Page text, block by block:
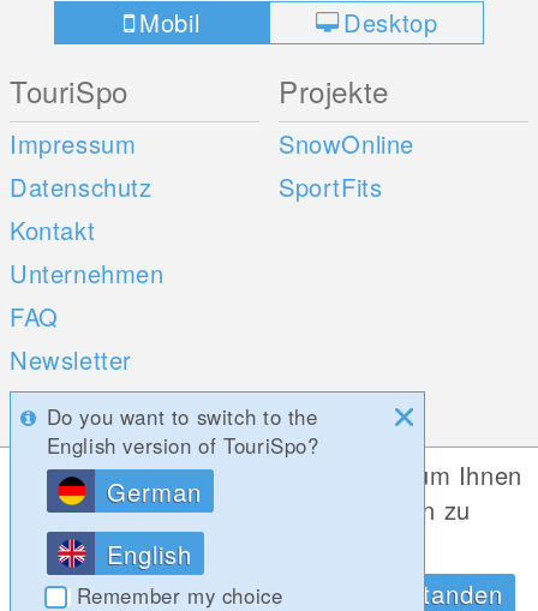
Mobil Desktop
TouriSpo
Impressum
Datenschutz
Kontakt
Unternehmen
FAQ
Newsletter
Umfragen
Projekte
SnowOnline
SportFits
Mobile Apps
iOS
Android
Social Web
Do you want to switch to the
English version of TouriSpo?
German
English
Remember my choice
Diese Website verwendet Cookies, um Ihnen
die bestmögliche Funktionalität bieten zu
können.
Datenschutzrichtlinien
OK, Verstanden